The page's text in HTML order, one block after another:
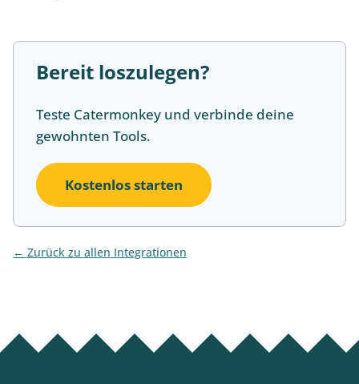
Bereit loszulegen?
Teste Catermonkey und verbinde deine
gewohnten Tools.
Kostenlos starten
Zurück zu allen Integrationen